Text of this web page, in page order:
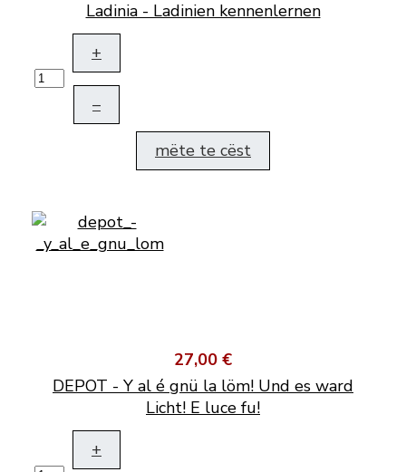
Ladinia - Ladinien kennenlernen
+
–
mëte te cëst
27,00 €
DEPOT - Y al é gnü la löm! Und es ward
Licht! E luce fu!
+